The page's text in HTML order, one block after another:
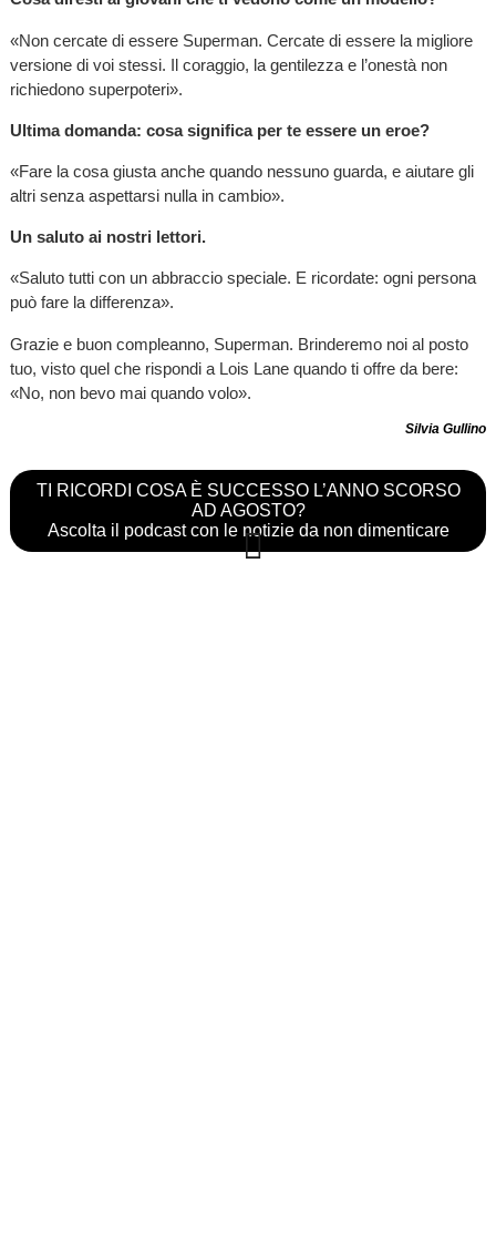
«Non cercate di essere Superman. Cercate di essere la migliore
versione di voi stessi. Il coraggio, la gentilezza e l’onestà non
richiedono superpoteri».
Ultima domanda: cosa significa per te essere un eroe?
«Fare la cosa giusta anche quando nessuno guarda, e aiutare gli
altri senza aspettarsi nulla in cambio».
Un saluto ai nostri lettori.
«Saluto tutti con un abbraccio speciale. E ricordate: ogni persona
può fare la differenza».
Grazie e buon compleanno, Superman. Brinderemo noi al posto
tuo, visto quel che rispondi a Lois Lane quando ti offre da bere:
«No, non bevo mai quando volo».
Silvia Gullino
TI RICORDI COSA È SUCCESSO L’ANNO SCORSO
AD AGOSTO?
Ascolta il podcast con le notizie da non dimenticare